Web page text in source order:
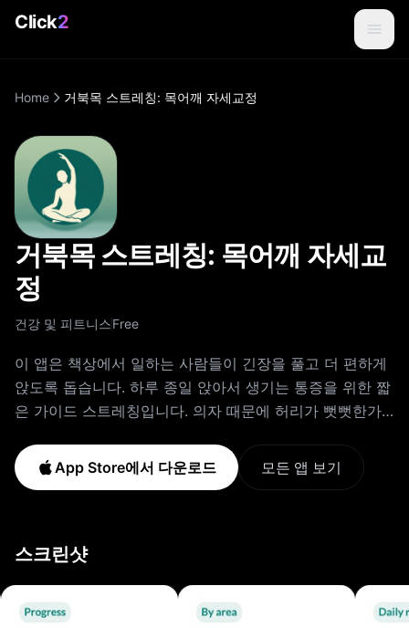
Click2
Home 거북목 스트레칭: 목어깨 자세교정
거북목 스트레칭: 목어깨 자세교
정
건강 및 피트니스Free
이 앱은 책상에서 일하는 사람들이 긴장을 풀고 더 편하게
앉도록 돕습니다. 하루 종일 앉아서 생기는 통증을 위한 짧
은 가이드 스트레칭입니다. 의자 때문에 허리가 뻣뻣한가
요? 이 앱은 이런 일상의 책상 통증을 책상 앞에서 몇 분 만
에 할 수 있는 그림 안내 루틴으로 바꿔줍니다. 도구도, 바
가능한 시간을 파악합니다. 2. 오늘의 루틴을 받으세요. 이
줍니다. 명확한 그림과 차분한 타이머와 함께요. 3. 차이를
느껴보세요. 각 부위의 느낌을 기록하고 통증이 몇 주에 걸
App Store에서 다운로드 모든 앱 보기
스크린샷